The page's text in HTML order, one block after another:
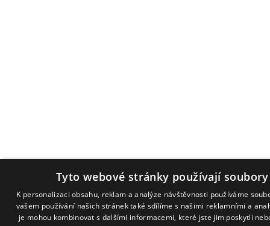
Tyto webové stránky používají
K personalizaci obsahu, reklam a analýze návštěvnosti používáme
vašem používání našich stránek také sdílíme s našimi reklamními a
je mohou kombinovat s dalšími informacemi, které jste jim poskytli